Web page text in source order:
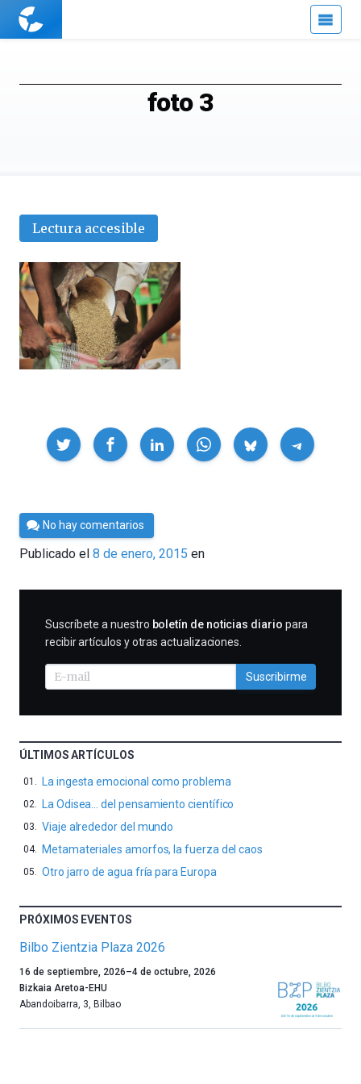
Cuaderno
foto 3
Lectura accesible
Compartir
Por
César
Tomé
No hay comentarios
Publicado el 8 de enero, 2015 en
SUSCRIBIRME
Suscríbete a nuestro boletín de noticias diario para
recibir artículos y otras actualizaciones.
Suscribirme
ÚLTIMOS ARTÍCULOS
La ingesta emocional como problema
La Odisea… del pensamiento científico
Viaje alrededor del mundo
Metamateriales amorfos, la fuerza del caos
Otro jarro de agua fría para Europa
PRÓXIMOS EVENTOS
Bilbo Zientzia Plaza 2026
Un
año
más,
16 de septiembre, 2026–4 de octubre, 2026
Bizkaia Aretoa-EHU
Abandoibarra, 3, Bilbao